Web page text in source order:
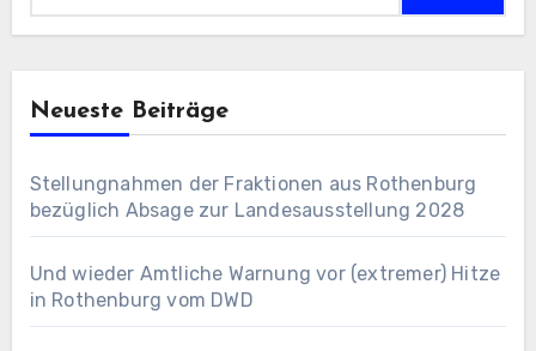
Neueste Beiträge
Stellungnahmen der Fraktionen aus Rothenburg
bezüglich Absage zur Landesausstellung 2028
Und wieder Amtliche Warnung vor (extremer) Hitze
in Rothenburg vom DWD